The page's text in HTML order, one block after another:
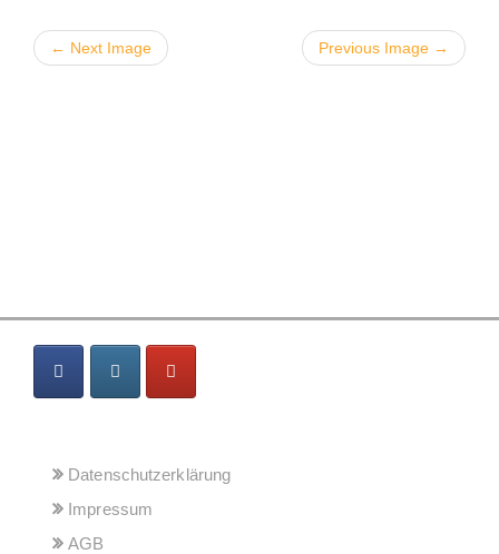
← Next Image Previous Image →
Datenschutzerklärung
Impressum
AGB